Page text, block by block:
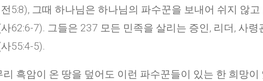
5:8), 그때 하나님은 하나님의 파수꾼을 보내어 쉬지 않고
62:6-7). 그들은 237 모든 민족을 살리는 증인, 리더, 사령
55:4-5).
흑암이 온 땅을 덮어도 이런 파수꾼들이 있는 한 희망이